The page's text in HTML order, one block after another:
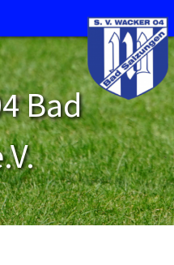
Bad